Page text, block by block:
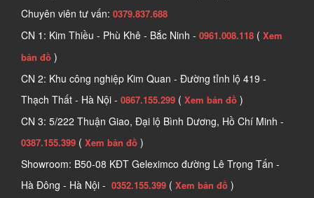
Chuyên viên tư vấn: 0379.837.688
CN 1: Kim Thiều - Phù Khê - Bắc Ninh - 0961.008.118 ( Xem
bản đồ )
CN 2: Khu công nghiệp Kim Quan - Đường tỉnh lộ 419 -
Thạch Thất - Hà Nội - 0867.155.299 ( Xem bản đồ )
CN 3: 5/222 Thuận Giao, Đại lộ Bình Dương, Hồ Chí Minh -
0387.155.399 ( Xem bản đồ )
Showroom: B50-08 KĐT Geleximco đường Lê Trọng Tấn -
Hà Đông - Hà Nội - 0352.155.399 ( Xem bản đồ )